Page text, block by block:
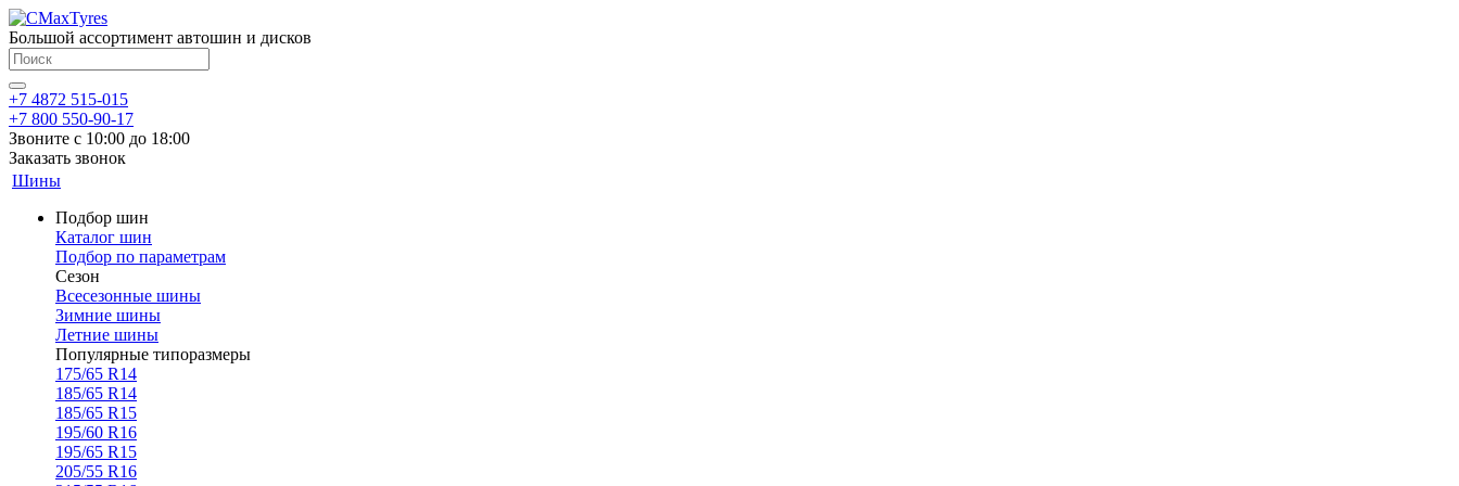
Большой ассортимент автошин и дисков
+7 4872 515-015
+7 800 550-90-17
Звоните с 10:00 до 18:00
Заказать звонок
Шины
Подбор шин
Каталог шин
Подбор по параметрам
Сезон
Всесезонные шины
Зимние шины
Летние шины
Популярные типоразмеры
175/65 R14
185/65 R14
185/65 R15
195/60 R16
195/65 R15
205/55 R16